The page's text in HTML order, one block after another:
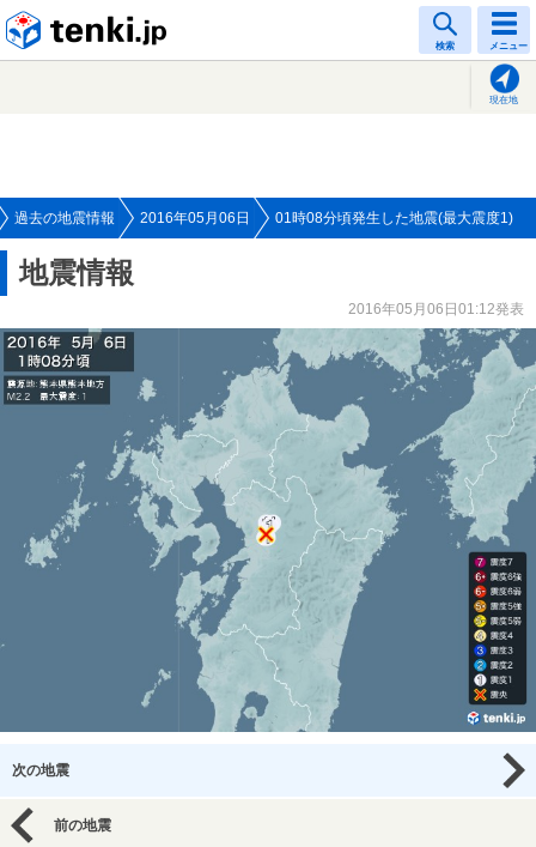
検索 メニュー
現在地
過去の地震情報 2016年05月06日 01時08分頃発生した地震(最大震度1)
地震情報
2016年05月06日01:12発表
次の地震
前の地震